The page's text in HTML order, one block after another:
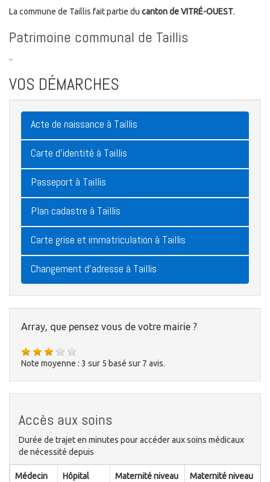
La commune de Taillis fait partie du canton de VITRÉ-OUEST.
Patrimoine communal de Taillis
..
VOS DÉMARCHES
Acte de naissance à Taillis
Carte d'identité à Taillis
Passeport à Taillis
Plan cadastre à Taillis
Carte grise et immatriculation à Taillis
Changement d'adresse à Taillis
Array, que pensez vous de votre mairie ?
Note moyenne : 3 sur 5 basé sur 7 avis.
Accès aux soins
Durée de trajet en minutes pour accéder aux soins médicaux
de nécessité depuis
Médecin Hôpital
Maternité niveau
Maternité niveau